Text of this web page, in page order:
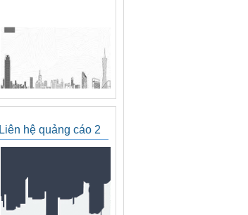
Liên hệ quảng cáo 2